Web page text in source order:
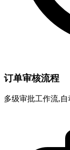
订单审核流程
多级审批工作流,